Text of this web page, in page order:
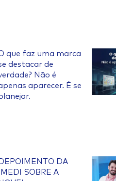
que faz uma marca
destacar de
Não é
aparecer. É se
DEPOIMENTO DA
IMEDI SOBRE A